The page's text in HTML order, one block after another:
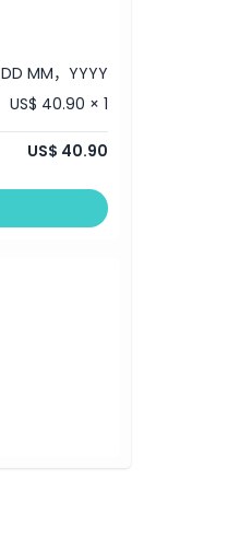
DD MM，YYYY
US$ 40.90 × 1
US$ 40.90